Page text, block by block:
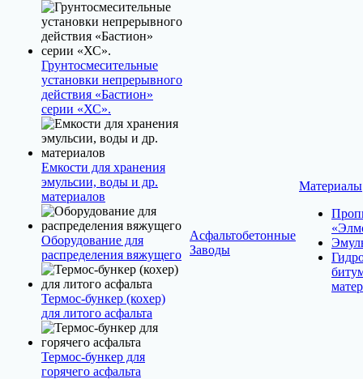
Грунтосмесительные
установки непрерывного
действия «Бастион»
серии «ХС».
Емкости для хранения
эмульсии, воды и др.
материалов
Оборудование для
распределения вяжущего
Термос-бункер (кохер)
для литого асфальта
Термос-бункер для
горячего асфальта
Асфальтобетонные
Заводы
Материалы